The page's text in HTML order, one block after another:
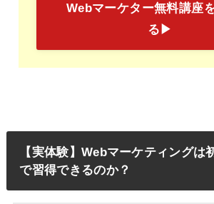
Webマーケター無料講座
る▶
【実体験】Webマーケティングは
で習得できるのか？